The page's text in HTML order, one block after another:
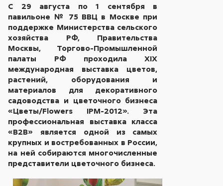
С 29 августа по 1 сентября в
павильоне № 75 ВВЦ в Москве при
поддержке Министерства сельского
хозяйства РФ, Правительства
Москвы, Торгово-Промышленной
палаты РФ проходила XIX
международная выставка цветов,
растений, оборудования и
материалов для декоративного
садоводства и цветочного бизнеса
«Цветы/Flowers IPM-2012». Эта
профессиональная выставка класса
«B2B» является одной из самых
крупных и востребованных в России,
на ней собираются многочисленные
представители цветочного бизнеса.